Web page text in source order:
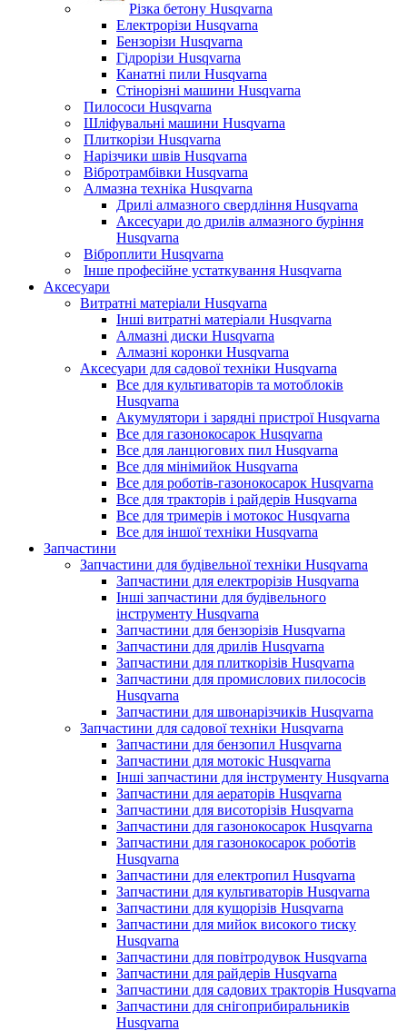
Різка бетону Husqvarna
Електрорізи Husqvarna
Бензорізи Husqvarna
Гідрорізи Husqvarna
Канатні пили Husqvarna
Стінорізні машини Husqvarna
Пилососи Husqvarna
Шліфувальні машини Husqvarna
Плиткорізи Husqvarna
Нарізчики швів Husqvarna
Вібротрамбівки Husqvarna
Алмазна техніка Husqvarna
Дрилі алмазного свердління Husqvarna
Аксесуари до дрилів алмазного буріння
Husqvarna
Віброплити Husqvarna
Інше професійне устаткування Husqvarna
Аксесуари
Витратні матеріали Husqvarna
Інші витратні матеріали Husqvarna
Алмазні диски Husqvarna
Алмазні коронки Husqvarna
Аксесуари для садової техніки Husqvarna
Все для культиваторів та мотоблоків
Husqvarna
Акумулятори і зарядні пристрої Husqvarna
Все для газонокосарок Husqvarna
Все для ланцюгових пил Husqvarna
Все для мінімийок Husqvarna
Все для роботів-газонокосарок Husqvarna
Все для тракторів і райдерів Husqvarna
Все для тримерів і мотокос Husqvarna
Все для іншої техніки Husqvarna
Запчастини
Запчастини для будівельної техніки Husqvarna
Запчастини для електрорізів Husqvarna
Інші запчастини для будівельного
інструменту Husqvarna
Запчастини для бензорізів Husqvarna
Запчастини для дрилів Husqvarna
Запчастини для плиткорізів Husqvarna
Запчастини для промислових пилососів
Husqvarna
Запчастини для швонарізчиків Husqvarna
Запчастини для садової техніки Husqvarna
Запчастини для бензопил Husqvarna
Запчастини для мотокіс Husqvarna
Інші запчастини для інструменту Husqvarna
Запчастини для аераторів Husqvarna
Запчастини для висоторізів Husqvarna
Запчастини для газонокосарок Husqvarna
Запчастини для газонокосарок роботів
Husqvarna
Запчастини для електропил Husqvarna
Запчастини для культиваторів Husqvarna
Запчастини для кущорізів Husqvarna
Запчастини для мийок високого тиску
Husqvarna
Запчастини для повітродувок Husqvarna
Запчастини для райдерів Husqvarna
Запчастини для садових тракторів Husqvarna
Запчастини для снігоприбиральників
Husqvarna